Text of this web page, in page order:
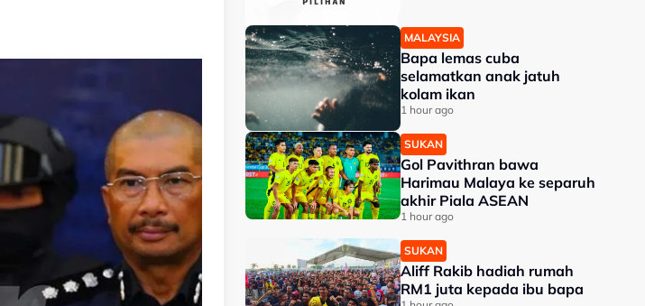
MALAYSIA
Bapa lemas cuba
selamatkan anak jatuh
kolam ikan
1 hour ago
SUKAN
Gol Pavithran bawa
Harimau Malaya ke separuh
akhir Piala ASEAN
1 hour ago
SUKAN
Aliff Rakib hadiah rumah
RM1 juta kepada ibu bapa